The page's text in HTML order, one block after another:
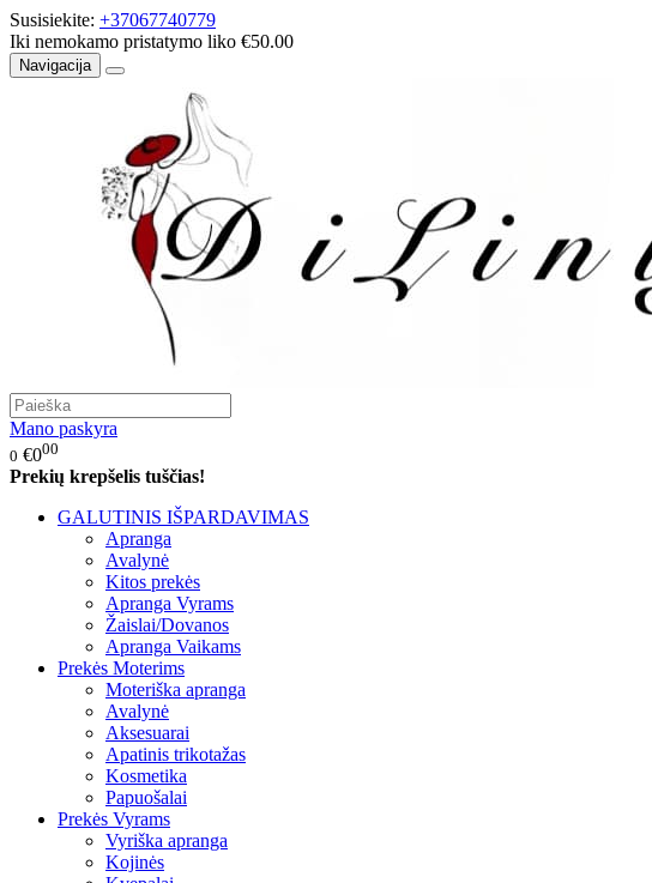
Susisiekite: +37067740779
Iki nemokamo pristatymo liko €50.00
Navigacija
Mano paskyra
0 €000
Prekių krepšelis tuščias!
GALUTINIS IŠPARDAVIMAS
Apranga
Avalynė
Kitos prekės
Apranga Vyrams
Žaislai/Dovanos
Apranga Vaikams
Prekės Moterims
Moteriška apranga
Avalynė
Aksesuarai
Apatinis trikotažas
Kosmetika
Papuošalai
Prekės Vyrams
Vyriška apranga
Kojinės